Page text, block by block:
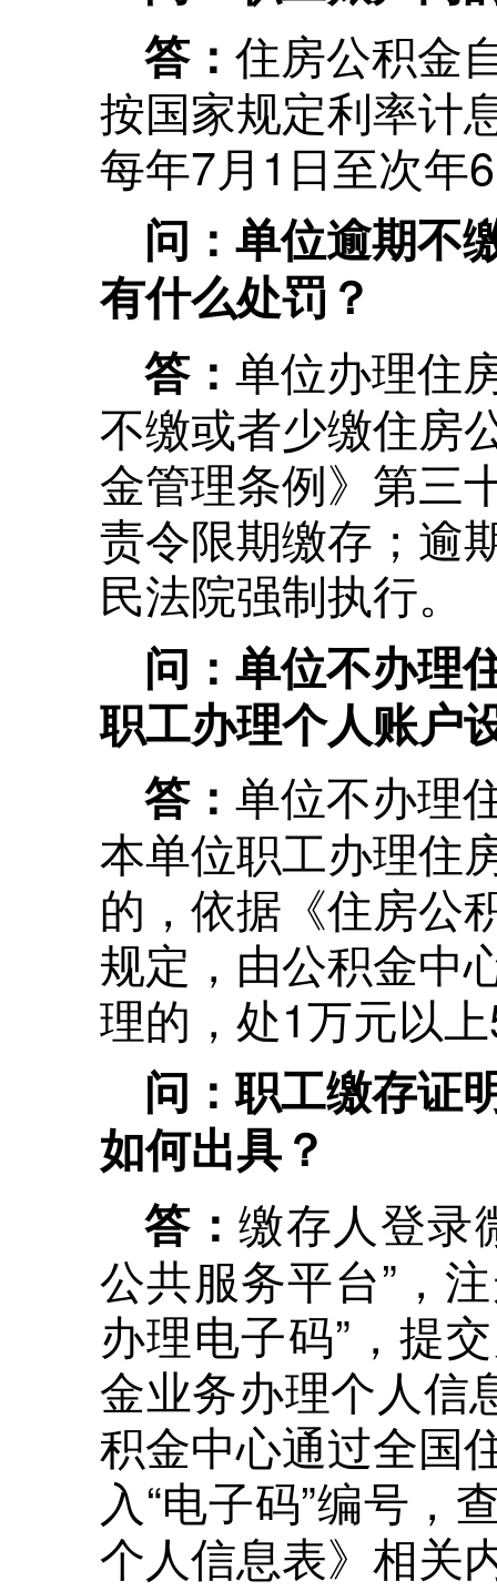
答：住房公积金
按国家规定利率计
每年7月1日至次年
问：单位逾期不
有什么处罚？
答：单位办理住
不缴或者少缴住房
金管理条例》第三
责令限期缴存；逾
民法院强制执行。
问：单位不办理
职工办理个人账户
答：单位不办理
本单位职工办理住
的，依据《住房公
规定，由公积金中
理的，处1万元以
问：职工缴存证
如何出具？
答：缴存人登录
公共服务平台”，
办理电子码”，提
金业务办理个人信
积金中心通过全国
入“电子码”编号，
个人信息表》相关